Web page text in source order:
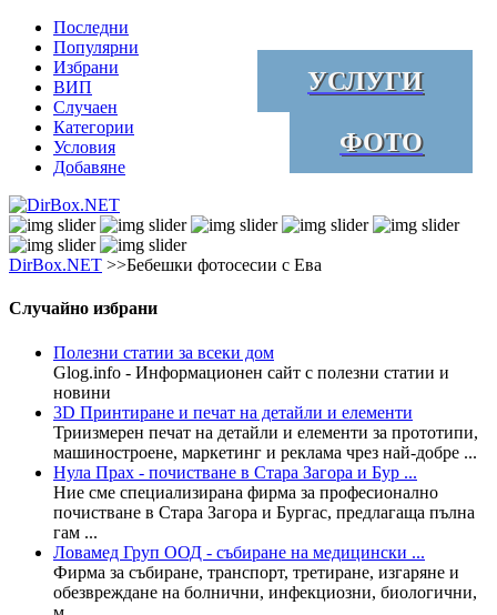
Последни
Популярни
Избрани
ВИП
Случаен
Категории
Условия
Добавяне
УСЛУГИ
ФОТО
DirBox.NET >>Бебешки фотосесии с Ева
Случайно избрани
Полезни статии за всеки дом
Glog.info - Информационен сайт с полезни статии и
новини
3D Принтиране и печат на детайли и елементи
Триизмерен печат на детайли и елементи за прототипи,
машиностроене, маркетинг и реклама чрез най-добре ...
Нула Прах - почистване в Стара Загора и Бур ...
Ние сме специализирана фирма за професионално
почистване в Стара Загора и Бургас, предлагаща пълна
гам ...
Ловамед Груп ООД - събиране на медицински ...
Фирма за събиране, транспорт, третиране, изгаряне и
обезвреждане на болнични, инфекциозни, биологични,